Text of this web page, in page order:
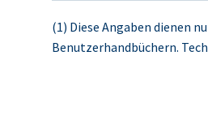
(1) Diese Angaben dienen
Benutzerhandbüchern.